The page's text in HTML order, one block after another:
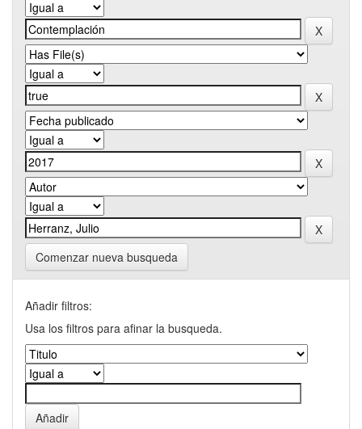
Comenzar nueva busqueda
Añadir filtros:
Usa los filtros para afinar la busqueda.